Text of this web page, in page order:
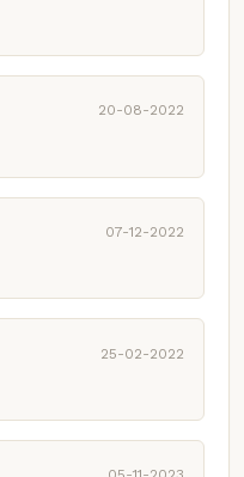
20-08-2022
07-12-2022
25-02-2022